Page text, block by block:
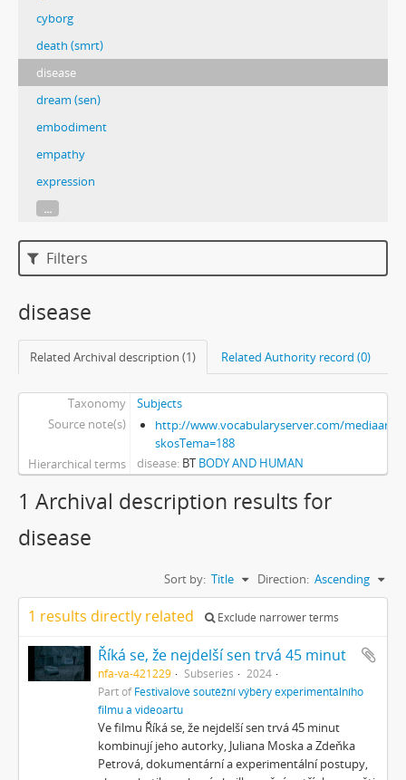
cyborg
death (smrt)
disease
dream (sen)
embodiment
empathy
expression
...
Filters
disease
Related Archival description (1) Related Authority record (0)
Taxonomy
Subjects
Source note(s)
http://www.vocabularyserver.com/mediaart/
skosTema=188
Hierarchical terms
disease BT BODY AND HUMAN
1 Archival description results for
disease
Sort by: Title Direction: Ascending
1 results directly related Exclude narrower terms
Říká se, že nejdelší sen trvá 45 minut
nfa-va-421229 Subseries
2024
Part ofFestivalové soutěžní výběry experimentálního
filmu a videoartu
Ve filmu Říká se, že nejdelší sen trvá 45 minut
kombinují jeho autorky, Juliana Moska a Zdeňka
Petrová, dokumentární a experimentální postupy,